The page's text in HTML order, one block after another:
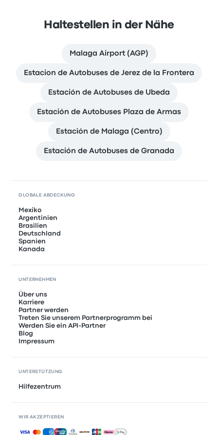
Haltestellen in der Nähe
Malaga Airport (AGP)
Estacion de Autobuses de Jerez de la Frontera
Estación de Autobuses de Ubeda
Estación de Autobuses Plaza de Armas
Estación de Malaga (Centro)
Estación de Autobuses de Granada
GLOBALE ABDECKUNG
Mexiko
Argentinien
Brasilien
Deutschland
Spanien
Kanada
UNTERNEHMEN
Über uns
Karriere
Partner werden
Treten Sie unserem Partnerprogramm bei
Werden Sie ein API-Partner
Blog
Impressum
UNTERSTÜTZUNG
Hilfezentrum
WIR AKZEPTIEREN
Akzeptierte Zahlungsmethoden